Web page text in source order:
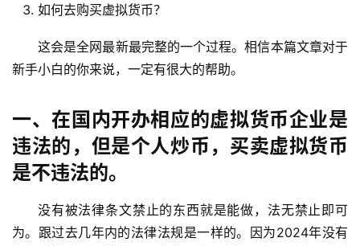
如何去购买虚拟货币？
这会是全网最新最完整的一个过程。相信本篇文章对于
新手小白的你来说，一定有很大的帮助。
一、在国内开办相应的虚拟货币企业是
违法的，但是个人炒币，买卖虚拟货币
是不违法的。
没有被法律条文禁止的东西就是能做，法无禁止即可
为。跟过去几年内的法律法规是一样的。因为2024年没有